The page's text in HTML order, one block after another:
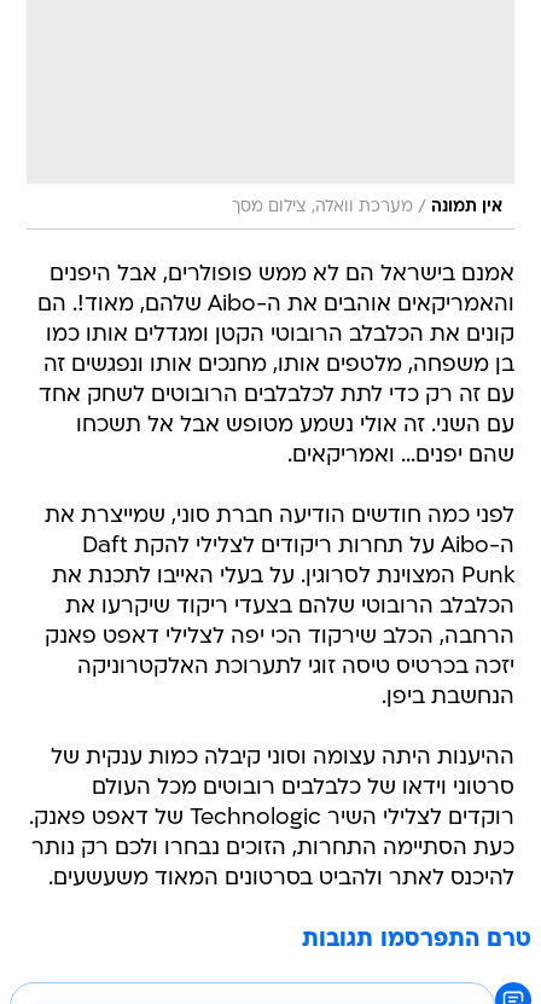
אין תמונה / מערכת וואלה, צילום מסך
אמנם בישראל הם לא ממש פופולרים, אבל היפנים
והאמריקאים אוהבים את ה-Aibo שלהם, מאוד!. הם
קונים את הכלבלב הרובוטי הקטן ומגדלים אותו כמו
בן משפחה, מלטפים אותו, מחנכים אותו ונפגשים זה
עם זה רק כדי לתת לכלבלבים הרובוטים לשחק אחד
עם השני. זה אולי נשמע מטופש אבל אל תשכחו
שהם יפנים... ואמריקאים.
לפני כמה חודשים הודיעה חברת סוני, שמייצרת את
ה-Aibo על תחרות ריקודים לצלילי להקת Daft
Punk המצוינת לסרוגין. על בעלי האייבו לתכנת את
הכלבלב הרובוטי שלהם בצעדי ריקוד שיקרעו את
הרחבה, הכלב שירקוד הכי יפה לצלילי דאפט פאנק
יזכה בכרטיס טיסה זוגי לתערוכת האלקטרוניקה
הנחשבת ביפן.
ההיענות היתה עצומה וסוני קיבלה כמות ענקית של
סרטוני וידאו של כלבלבים רובוטים מכל העולם
רוקדים לצלילי השיר Technologic של דאפט פאנק.
כעת הסתיימה התחרות, הזוכים נבחרו ולכם רק נותר
להיכנס לאתר ולהביט בסרטונים המאוד משעשעים.
טרם התפרסמו תגובות